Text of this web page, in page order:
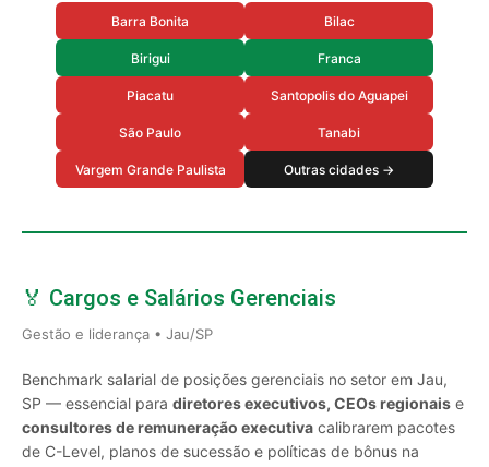
Barra Bonita Bilac
Birigui Franca
Piacatu Santopolis do Aguapei
São Paulo Tanabi
Vargem Grande Paulista Outras cidades →
🏅 Cargos e Salários Gerenciais
Gestão e liderança • Jau/SP
Benchmark salarial de posições gerenciais no setor em Jau,
SP — essencial para diretores executivos, CEOs regionais e
consultores de remuneração executiva calibrarem pacotes
de C-Level, planos de sucessão e políticas de bônus na